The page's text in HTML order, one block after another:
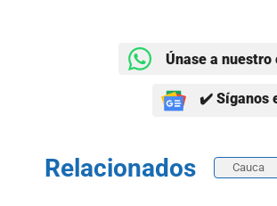
Únase a nuestro
✔️ Síganos
Relacionados Cauca